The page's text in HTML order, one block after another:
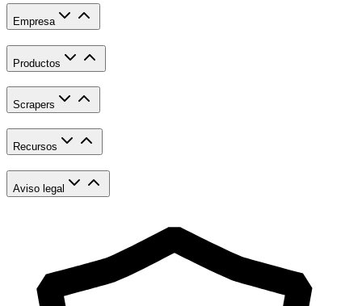
Empresa
Productos
Scrapers
Recursos
Aviso legal